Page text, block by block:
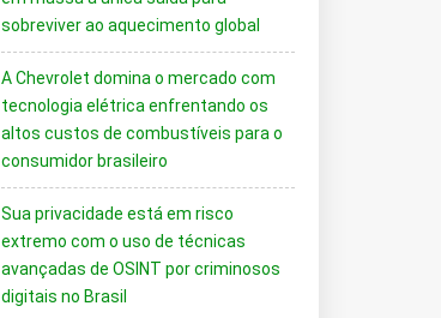
sobreviver ao aquecimento global
A Chevrolet domina o mercado com
tecnologia elétrica enfrentando os
altos custos de combustíveis para o
consumidor brasileiro
Sua privacidade está em risco
extremo com o uso de técnicas
avançadas de OSINT por criminosos
digitais no Brasil